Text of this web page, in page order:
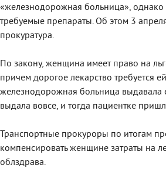
«железнодорожная больница»,
требуемые препараты. Об этом 3
прокуратура.
По закону, женщина имеет право на
причем дорогое лекарство требуется
железнодорожная больница выдавала
выдала вовсе, и тогда пациентке
Транспортные прокуроры по итогам
компенсировать женщине затраты на
облздрава.